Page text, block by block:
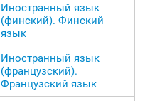
Иностранный язык
(финский). Финский
язык
Иностранный язык
(французский).
Французский язык